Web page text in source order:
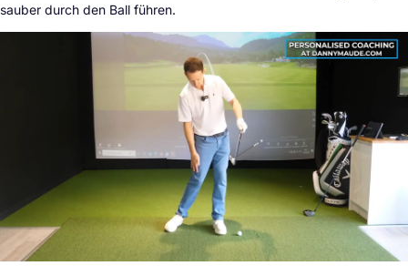
sauber durch den Ball führen.